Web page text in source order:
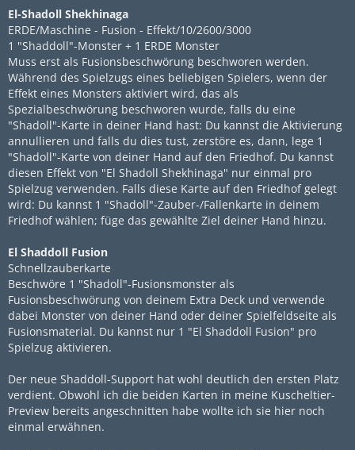
El-Shadoll Shekhinaga
ERDE/Maschine - Fusion - Effekt/10/2600/3000
1 "Shaddoll"-Monster + 1 ERDE Monster
Muss erst als Fusionsbeschwörung beschworen werden.
Während des Spielzugs eines beliebigen Spielers, wenn der
Effekt eines Monsters aktiviert wird, das als
Spezialbeschwörung beschworen wurde, falls du eine
"Shadoll"-Karte in deiner Hand hast: Du kannst die Aktivierung
annullieren und falls du dies tust, zerstöre es, dann, lege 1
"Shadoll"-Karte von deiner Hand auf den Friedhof. Du kannst
diesen Effekt von "El Shadoll Shekhinaga" nur einmal pro
Spielzug verwenden. Falls diese Karte auf den Friedhof gelegt
wird: Du kannst 1 "Shadoll"-Zauber-/Fallenkarte in deinem
Friedhof wählen; füge das gewählte Ziel deiner Hand hinzu.
El Shaddoll Fusion
Schnellzauberkarte
Beschwöre 1 "Shadoll"-Fusionsmonster als
Fusionsbeschwörung von deinem Extra Deck und verwende
dabei Monster von deiner Hand oder deiner Spielfeldseite als
Fusionsmaterial. Du kannst nur 1 "El Shaddoll Fusion" pro
Spielzug aktivieren.
Der neue Shaddoll-Support hat wohl deutlich den ersten Platz
verdient. Obwohl ich die beiden Karten in meine Kuscheltier-
Preview bereits angeschnitten habe wollte ich sie hier noch
einmal erwähnen.